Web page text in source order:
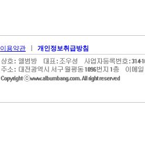
이용약관 | 개인정보취급방침